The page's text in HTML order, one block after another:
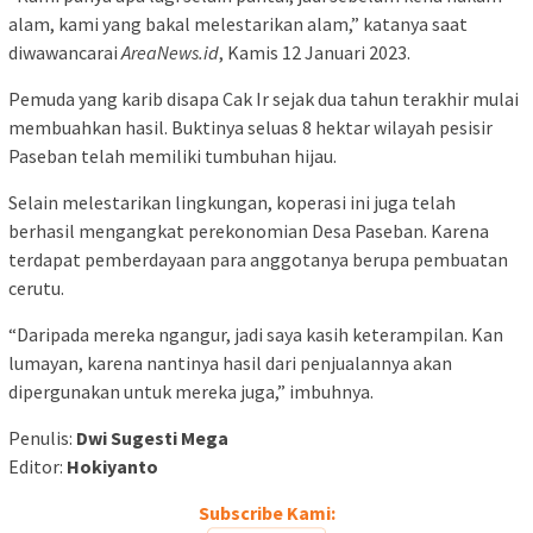
alam, kami yang bakal melestarikan alam,” katanya saat
diwawancaraiAreaNews.id, Kamis 12 Januari 2023.
Pemuda yang karib disapa Cak Ir sejak dua tahun terakhir mulai
membuahkan hasil. Buktinya seluas 8 hektar wilayah pesisir
Paseban telah memiliki tumbuhan hijau.
Selain melestarikan lingkungan, koperasi ini juga telah
berhasil mengangkat perekonomian Desa Paseban. Karena
terdapat pemberdayaan para anggotanya berupa pembuatan
cerutu.
“Daripada mereka ngangur, jadi saya kasih keterampilan. Kan
lumayan, karena nantinya hasil dari penjualannya akan
dipergunakan untuk mereka juga,” imbuhnya.
Penulis: Dwi Sugesti Mega
Editor: Hokiyanto
Subscribe Kami: